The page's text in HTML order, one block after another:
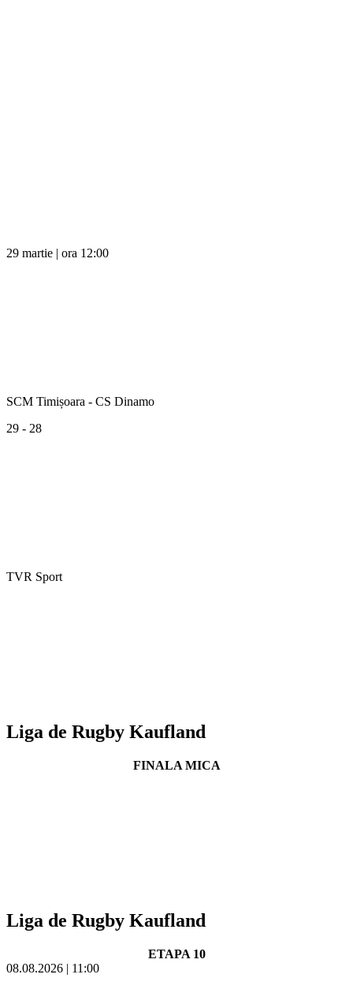
29 martie | ora 12:00
SCM Timișoara - CS Dinamo
29 - 28
TVR Sport
Liga de Rugby Kaufland
FINALA MICA
Liga de Rugby Kaufland
ETAPA 10
08.08.2026 | 11:00